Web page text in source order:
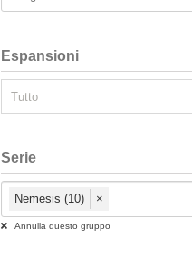
Espansioni
Serie
Nemesis (10) ×
Annulla questo gruppo